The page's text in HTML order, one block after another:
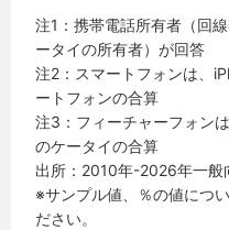
注1：携帯電話所有者（回
ータイの所有者）が回答
注2：スマートフォンは、
ートフォンの合算
注3：フィーチャーフォン
のケータイの合算
出所：2010年-2026年一般
※サンプル値、％の値につ
ださい。